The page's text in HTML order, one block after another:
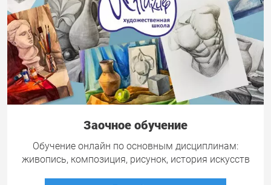
Заочное обучение
Обучение онлайн по основным дисциплинам:
живопись, композиция, рисунок, история искусств